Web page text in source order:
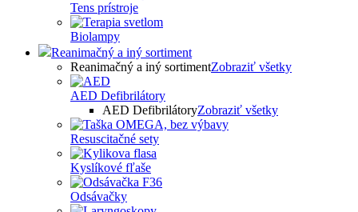
Tens prístroje
Biolampy
Reanimačný a iný sortiment
Reanimačný a iný sortimentZobraziť všetky
AED Defibrilátory
AED DefibrilátoryZobraziť všetky
Resuscitačné sety
Kyslíkové fľaše
Odsávačky